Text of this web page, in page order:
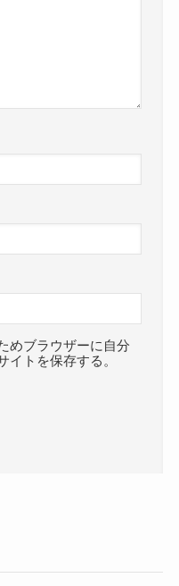
めブラウザーに自分
イトを保存する。